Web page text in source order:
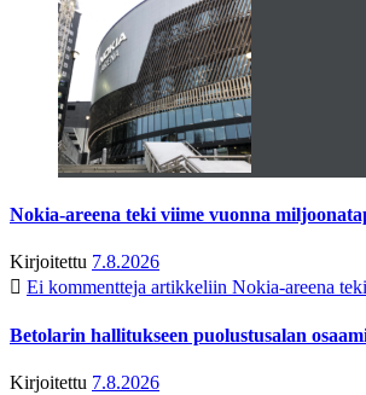
Nokia-areena teki viime vuonna
Kirjoitettu 7.8.2026
Ei kommentteja artikkeliin Nokia-areena
Betolarin hallitukseen puolustusalan
Kirjoitettu 7.8.2026